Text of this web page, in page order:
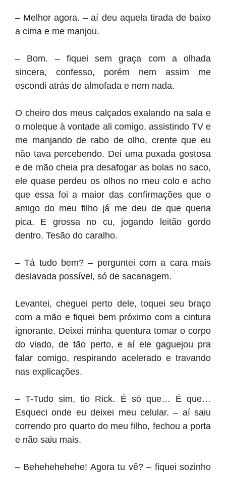
– Melhor agora. – aí deu aquela tirada de baixo
a cima e me manjou.
– Bom. – fiquei sem graça com a olhada
sincera, confesso, porém nem assim me
escondi atrás de almofada e nem nada.
O cheiro dos meus calçados exalando na sala e
o moleque à vontade ali comigo, assistindo TV e
me manjando de rabo de olho, crente que eu
não tava percebendo. Dei uma puxada gostosa
e de mão cheia pra desafogar as bolas no saco,
ele quase perdeu os olhos no meu colo e acho
que essa foi a maior das confirmações que o
amigo do meu filho já me deu de que queria
pica. E grossa no cu, jogando leitão gordo
dentro. Tesão do caralho.
– Tá tudo bem? – perguntei com a cara mais
deslavada possível, só de sacanagem.
Levantei, cheguei perto dele, toquei seu braço
com a mão e fiquei bem próximo com a cintura
ignorante. Deixei minha quentura tomar o corpo
do viado, de tão perto, e aí ele gaguejou pra
falar comigo, respirando acelerado e travando
nas explicações.
– T-Tudo sim, tio Rick. É só que… É que…
Esqueci onde eu deixei meu celular. – aí saiu
correndo pro quarto do meu filho, fechou a porta
e não saiu mais.
– Behehehehehe! Agora tu vê? – fiquei sozinho